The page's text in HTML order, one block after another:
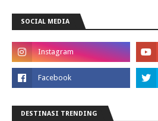
SOCIAL MEDIA
DESTINASI TRENDING